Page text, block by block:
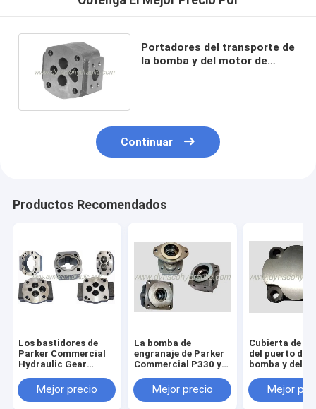
Portadores del transporte de
la bomba y del motor de
Continuar
Productos Recomendados
Los bastidores de
Parker Commercial
Hydraulic Gear
viviendas
Mejor precio
La bomba de
engranaje de Parker
Commercial P330 y
motor cubren 324-
5123-201 324-5123-
Mejor precio
Cubierta de
del puerto de
bomba y del
Parker
P50/51 313-
Mejor